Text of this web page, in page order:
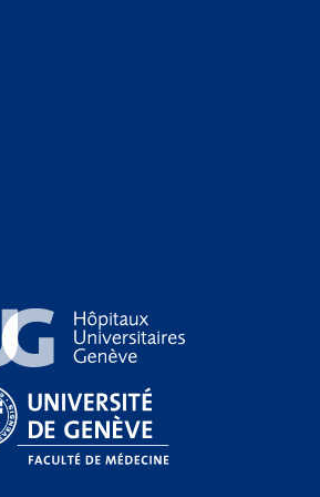
Universitaires Genève
de Genève